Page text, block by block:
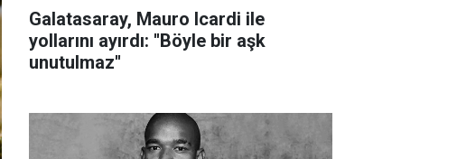
Galatasaray, Mauro Icardi ile
yollarını ayırdı: ''Böyle bir aşk
unutulmaz''